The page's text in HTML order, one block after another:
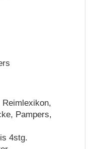
Pampers,
4stg.